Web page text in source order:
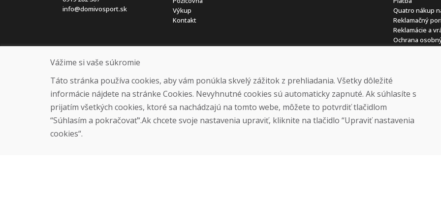
info@domivosport.sk
Výkup
Kontakt
Quatro nákup
Reklamačný
Reklamácie a
Ochrana
Vážime si vaše súkromie
Táto stránka používa cookies, aby vám ponúkla skvelý zážitok z prehliadania. Všetky dôležité
informácie nájdete na stránke Cookies. Nevyhnutné cookies sú automaticky zapnuté. Ak súhlasíte s
prijatím všetkých cookies, ktoré sa nachádzajú na tomto webe, môžete to potvrdiť tlačidlom
“Súhlasím a pokračovať“.Ak chcete svoje nastavenia upraviť, kliknite na tlačidlo “Upraviť nastavenia
cookies“.